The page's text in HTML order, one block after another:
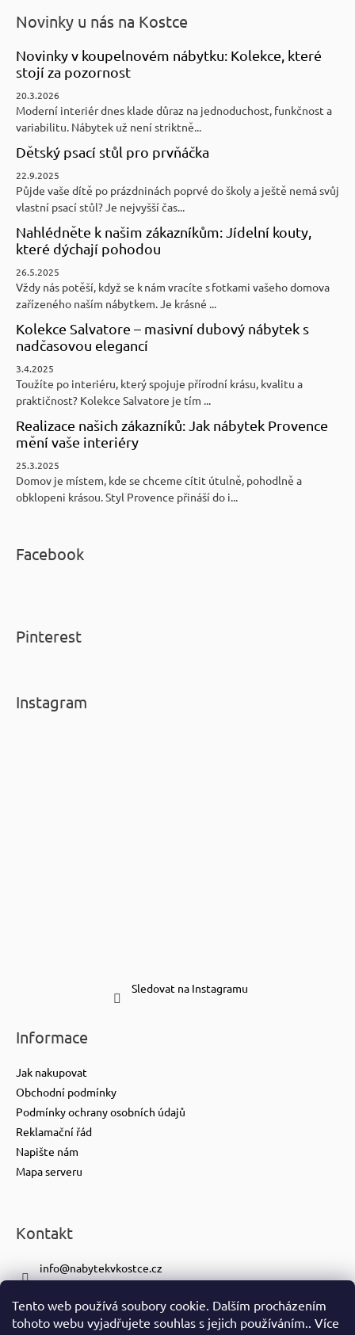
Tento web používá soubory cookie. Dalším procházením
tohoto webu vyjadřujete souhlas s jejich používáním.. Více
Novinky u nás na Kostce
Novinky v koupelnovém nábytku: Kolekce, které
stojí za pozornost
20.3.2026
Moderní interiér dnes klade důraz na jednoduchost, funkčnost a
variabilitu. Nábytek už není striktně...
Dětský psací stůl pro prvňáčka
22.9.2025
Půjde vaše dítě po prázdninách poprvé do školy a ještě nemá svůj
vlastní psací stůl? Je nejvyšší čas...
Nahlédněte k našim zákazníkům: Jídelní kouty,
které dýchají pohodou
26.5.2025
Vždy nás potěší, když se k nám vracíte s fotkami vašeho domova
zařízeného naším nábytkem. Je krásné ...
Kolekce Salvatore – masivní dubový nábytek s
nadčasovou elegancí
3.4.2025
Toužíte po interiéru, který spojuje přírodní krásu, kvalitu a
praktičnost? Kolekce Salvatore je tím ...
Realizace našich zákazníků: Jak nábytek Provence
mění vaše interiéry
25.3.2025
Domov je místem, kde se chceme cítit útulně, pohodlně a
obklopeni krásou. Styl Provence přináší do i...
Facebook
Pinterest
Instagram
Sledovat na Instagramu
Informace
Jak nakupovat
Obchodní podmínky
Podmínky ochrany osobních údajů
Reklamační řád
Napište nám
Mapa serveru
Kontakt
info@nabytekvkostce.cz
+420 601 116 371
https://www.facebook.com/nabytekvkostce.cz/